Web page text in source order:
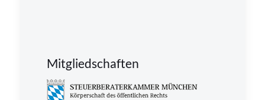
Mitgliedschaften